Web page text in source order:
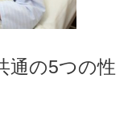
通の5つの性